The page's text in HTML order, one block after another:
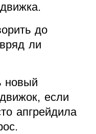
до
ли
новый
если
апгрейдила